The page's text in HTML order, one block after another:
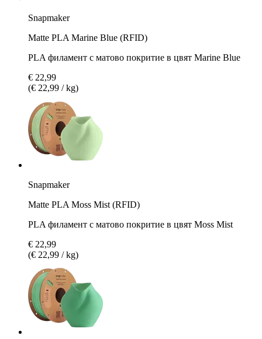
Snapmaker
Matte PLA Marine Blue (RFID)
PLA филамент с матово покритие в цвят Marine Blue
€ 22,99
(€ 22,99 / kg)
Snapmaker
Matte PLA Moss Mist (RFID)
PLA филамент с матово покритие в цвят Moss Mist
€ 22,99
(€ 22,99 / kg)